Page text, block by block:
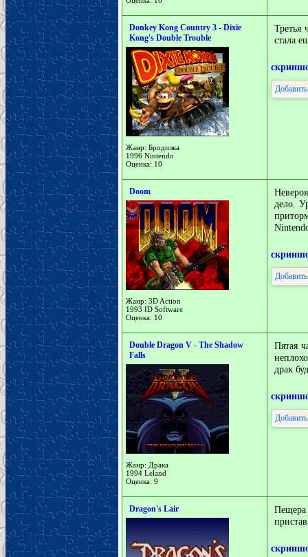
Donkey Kong Country 3 - Dixie
Kong's Double Trouble
Жанр: Бродилка
1996 Nintendo
Оценка: 10
Третья
стала
Doom
Жанр: 3D Action
1993 ID Software
Оценка: 10
дело.
Double Dragon V - The Shadow
Falls
Жанр: Драка
1994 Leland
Оценка: 9
Пятая
драк
Dragon's Lair